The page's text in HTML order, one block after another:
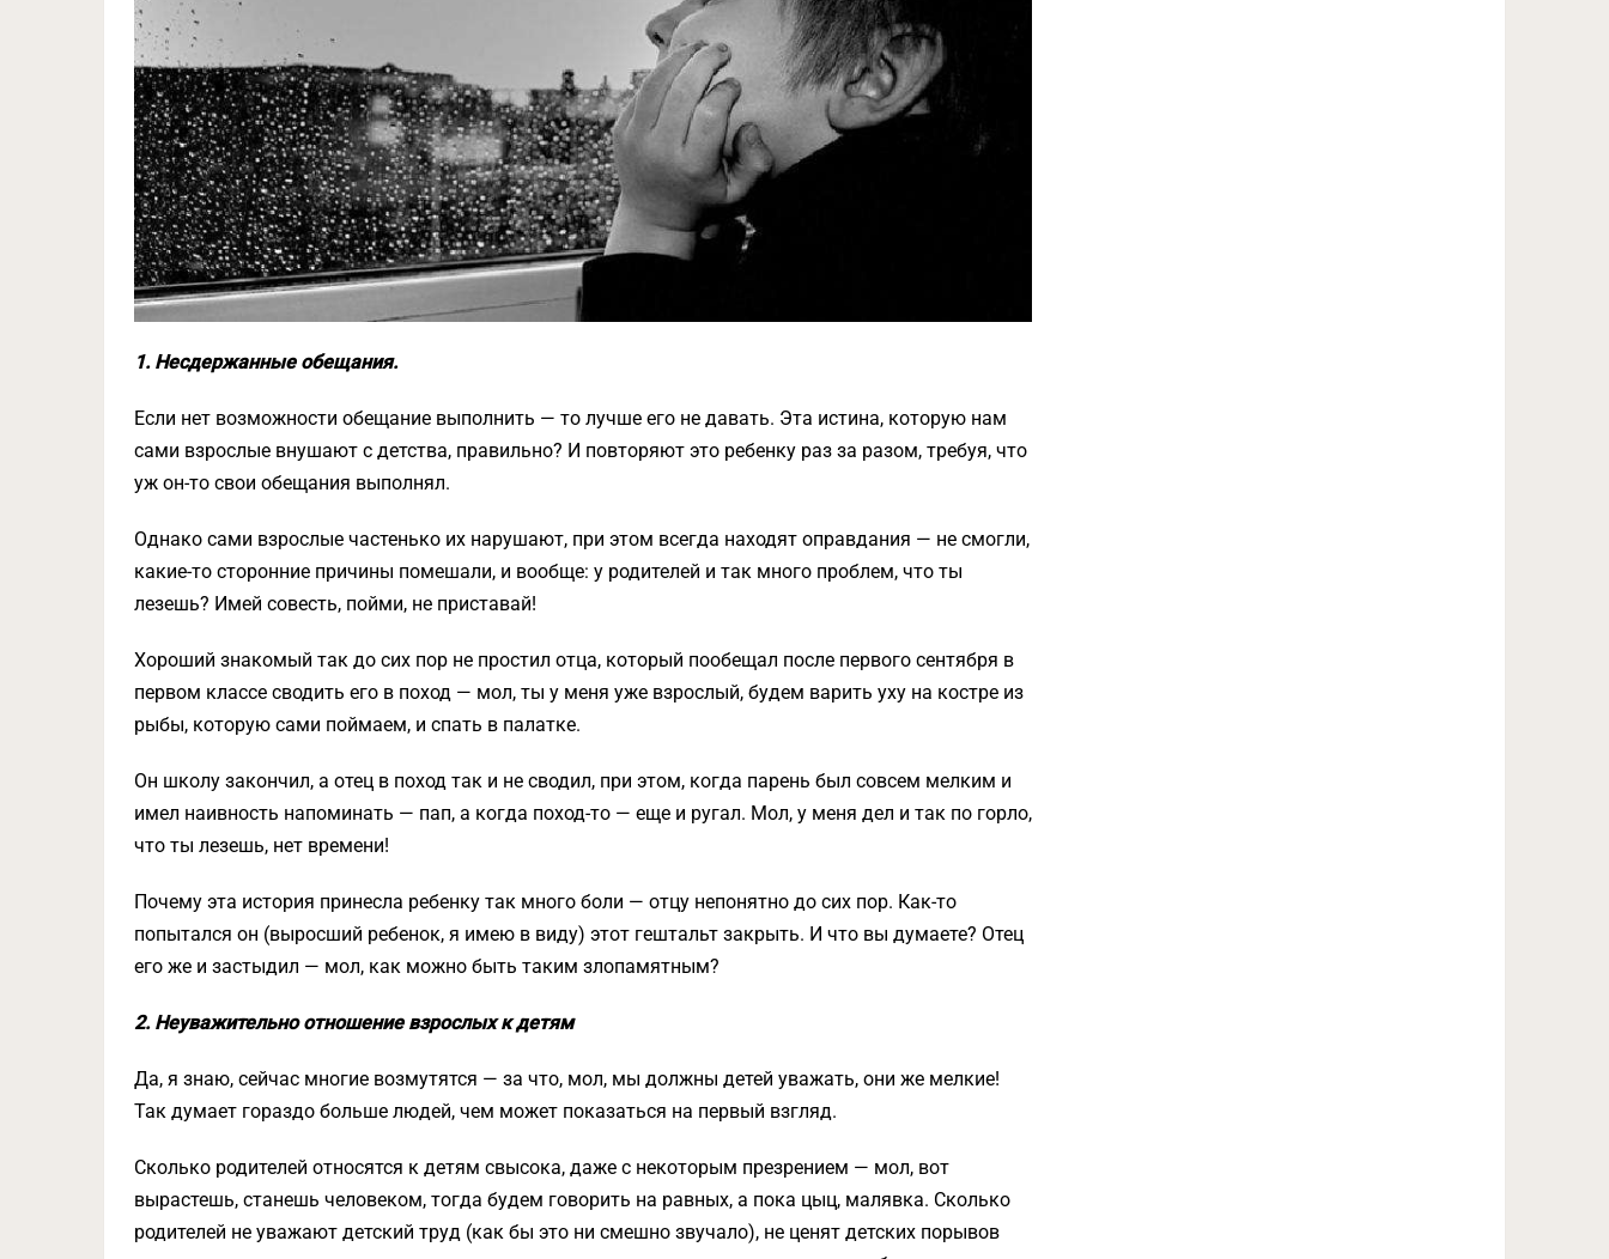
1. Несдержанные обещания.
Если нет возможности обещание выполнить — то лучше его не давать. Эта истина, которую нам
сами взрослые внушают с детства, правильно? И повторяют это ребенку раз за разом, требуя, что
уж он-то свои обещания выполнял.
Однако сами взрослые частенько их нарушают, при этом всегда находят оправдания — не смогли,
какие-то сторонние причины помешали, и вообще: у родителей и так много проблем, что ты
лезешь? Имей совесть, пойми, не приставай!
Хороший знакомый так до сих пор не простил отца, который пообещал после первого сентября в
первом классе сводить его в поход — мол, ты у меня уже взрослый, будем варить уху на костре из
рыбы, которую сами поймаем, и спать в палатке.
Он школу закончил, а отец в поход так и не сводил, при этом, когда парень был совсем мелким и
имел наивность напоминать — пап, а когда поход-то — еще и ругал. Мол, у меня дел и так по горло,
что ты лезешь, нет времени!
Почему эта история принесла ребенку так много боли — отцу непонятно до сих пор. Как-то
попытался он (выросший ребенок, я имею в виду) этот гештальт закрыть. И что вы думаете? Отец
его же и застыдил — мол, как можно быть таким злопамятным?
2. Неуважительно отношение взрослых к детям
Да, я знаю, сейчас многие возмутятся — за что, мол, мы должны детей уважать, они же мелкие!
Так думает гораздо больше людей, чем может показаться на первый взгляд.
Сколько родителей относятся к детям свысока, даже с некоторым презрением — мол, вот
вырастешь, станешь человеком, тогда будем говорить на равных, а пока цыц, малявка. Сколько
родителей не уважают детский труд (как бы это ни смешно звучало), не ценят детских порывов